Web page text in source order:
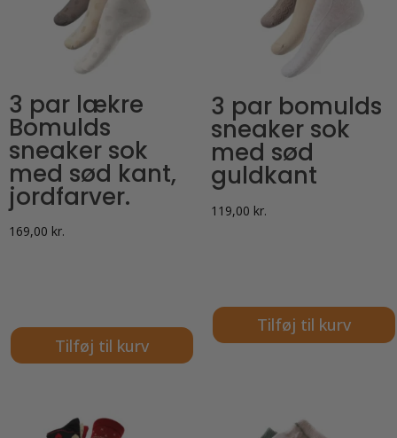
3 par lækre
Bomulds
sneaker sok
med sød kant,
jordfarver.
169,00 kr.
Tilføj til kurv
3 par bomulds
sneaker sok
med sød
guldkant
119,00 kr.
Tilføj til kurv